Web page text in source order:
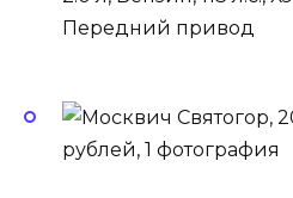
Передний привод